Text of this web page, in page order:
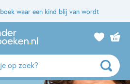
waar een kind blij van wordt